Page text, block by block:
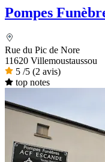
Pompes
Rue du Pic de Nore
11620 Villemoustaussou
5 /5 (2 avis)
top notes